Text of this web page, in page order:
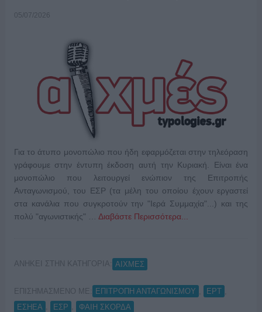
05/07/2026
Για το άτυπο μονοπώλιο που ήδη εφαρμόζεται στην τηλεόραση
γράφουμε στην έντυπη έκδοση αυτή την Κυριακή. Είναι ένα
μονοπώλιο που λειτουργεί ενώπιον της Επιτροπής
Ανταγωνισμού, του ΕΣΡ (τα μέλη του οποίου έχουν εργαστεί
στα κανάλια που συγκροτούν την "Ιερά Συμμαχία"...) και της
πολύ "αγωνιστικής" … Διαβάστε Περισσότερα...
ΑΝΗΚΕΙ ΣΤΗΝ ΚΑΤΗΓΟΡΙΑ: ΑΙΧΜΕΣ
ΕΠΙΣΗΜΑΣΜΕΝΟ ΜΕ: ΕΠΙΤΡΟΠΗ ΑΝΤΑΓΩΝΙΣΜΟΥ ΕΡΤ
ΕΣΗΕΑ
ΕΣΡ ΦΑΙΗ ΣΚΟΡΔΑ